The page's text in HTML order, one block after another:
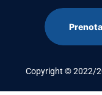
Copyright © 2022/